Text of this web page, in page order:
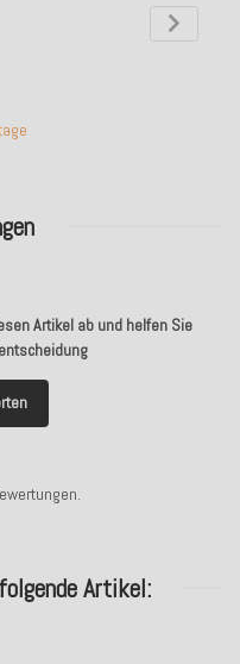
Artikel ab und helfen Sie
Artikel: